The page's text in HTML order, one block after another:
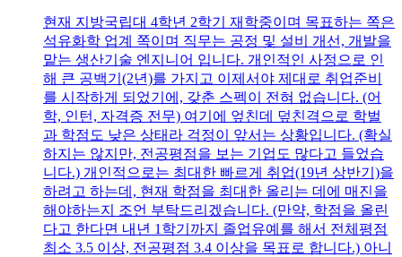
현재 지방국립대 4학년 2학기 재학중이며 목표하는 쪽은
석유화학 업계 쪽이며 직무는 공정 및 설비 개선, 개발을
맡는 생산기술 엔지니어 입니다. 개인적인 사정으로 인
해 큰 공백기(2년)를 가지고 이제서야 제대로 취업준비
를 시작하게 되었기에, 갖춘 스펙이 전혀 없습니다. (어
학, 인턴, 자격증 전무) 여기에 엎친데 덮친격으로 학벌
과 학점도 낮은 상태라 걱정이 앞서는 상황입니다. (확실
하지는 않지만, 전공평점을 보는 기업도 많다고 들었습
니다.) 개인적으로는 최대한 빠르게 취업(19년 상반기)을
하려고 하는데, 현재 학점을 최대한 올리는 데에 매진을
해야하는지 조언 부탁드리겠습니다. (만약, 학점을 올린
다고 한다면 내년 1학기까지 졸업유예를 해서 전체평점
최소 3.5 이상, 전공평점 3.4 이상을 목표로 합니다.) 아니